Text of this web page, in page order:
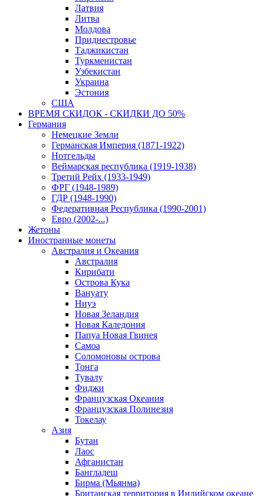
Латвия
Литва
Молдова
Приднестровье
Таджикистан
Туркменистан
Узбекистан
Украина
Эстония
США
ВРЕМЯ СКИДОК - СКИДКИ ДО 50%
Германия
Немецкие Земли
Германская Империя (1871-1922)
Нотгельды
Веймарская республика (1919-1938)
Третий Рейх (1933-1949)
ФРГ (1948-1989)
ГДР (1948-1990)
Федеративная Республика (1990-2001)
Евро (2002-...)
Жетоны
Иностранные монеты
Австралия и Океания
Австралия
Кирибати
Острова Кука
Вануату
Ниуэ
Новая Зеландия
Новая Каледония
Папуа Новая Гвинея
Самоа
Соломоновы острова
Тонга
Тувалу
Фиджи
Французская Океания
Французская Полинезия
Токелау
Азия
Бутан
Лаос
Афганистан
Бангладеш
Бирма (Мьянма)
Британская территория в Индийском океане